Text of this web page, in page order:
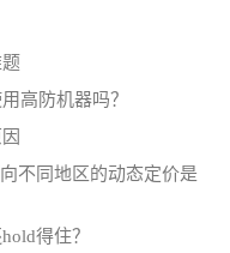
高防机器吗？
不同地区的动态定价是
得住？